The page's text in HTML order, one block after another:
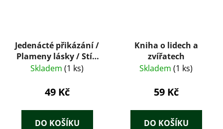
Jedenácté přikázání /
Plameny lásky / Stín
v písčinách / Dělej, že
Skladem (1 ks)
49 Kč
DO KOŠÍKU
Kniha o lidech a
zvířatech
Skladem (1 ks)
59 Kč
DO KOŠÍKU